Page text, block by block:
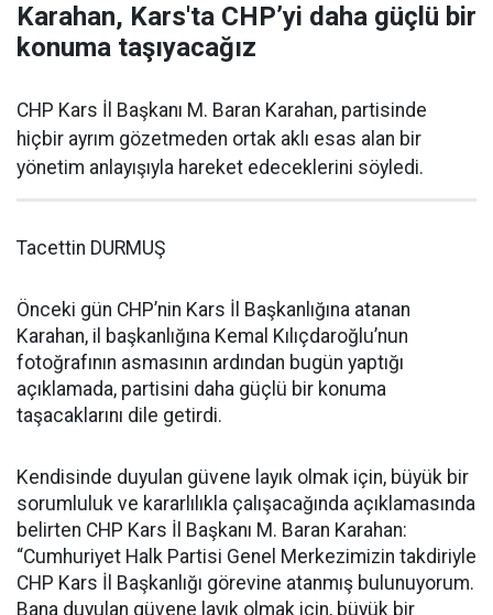
Karahan, Kars'ta CHP’yi daha güçlü bir
konuma taşıyacağız
CHP Kars İl Başkanı M. Baran Karahan, partisinde
hiçbir ayrım gözetmeden ortak aklı esas alan bir
yönetim anlayışıyla hareket edeceklerini söyledi.
Tacettin DURMUŞ
Önceki gün CHP’nin Kars İl Başkanlığına atanan
Karahan, il başkanlığına Kemal Kılıçdaroğlu’nun
fotoğrafının asmasının ardından bugün yaptığı
açıklamada, partisini daha güçlü bir konuma
taşacaklarını dile getirdi.
Kendisinde duyulan güvene layık olmak için, büyük bir
sorumluluk ve kararlılıkla çalışacağında açıklamasında
belirten CHP Kars İl Başkanı M. Baran Karahan:
“Cumhuriyet Halk Partisi Genel Merkezimizin takdiriyle
CHP Kars İl Başkanlığı görevine atanmış bulunuyorum.
Bana duyulan güvene layık olmak için, büyük bir